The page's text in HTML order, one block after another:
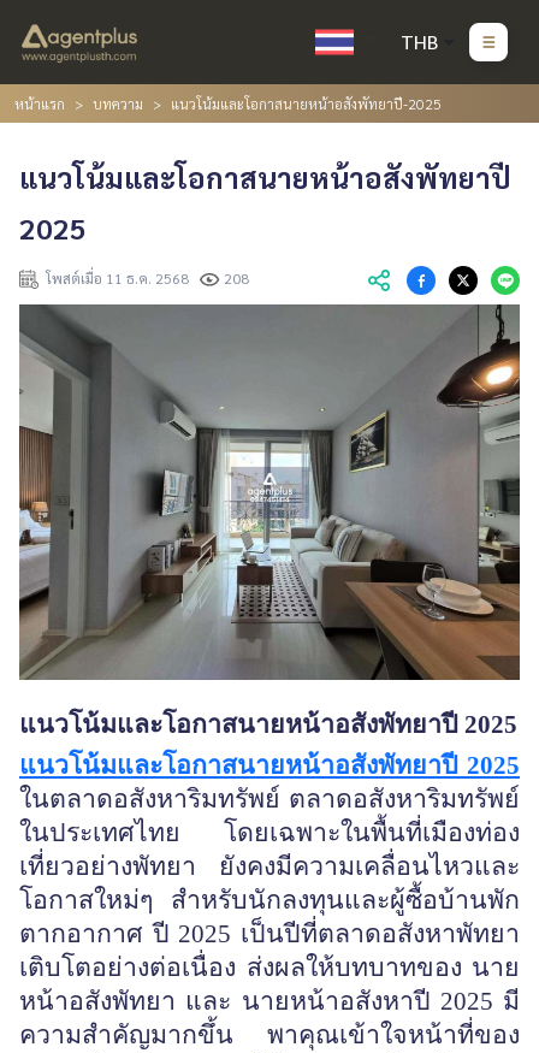
THB
หน้าแรก บทความ แนวโน้มและโอกาสนายหน้าอสังพัทยาปี-2025
แนวโน้มและโอกาสนายหน้าอสังพัทยาปี
2025
โพสต์เมื่อ 11 ธ.ค. 2568 208
แนวโน้มและโอกาสนายหน้าอสังพัทยาปี 2025
แนวโน้มและโอกาสนายหน้าอสังพัทยาปี 2025
ในตลาดอสังหาริมทรัพย์ ตลาดอสังหาริมทรัพย์
ในประเทศไทย โดยเฉพาะในพื้นที่เมืองท่อง
เที่ยวอย่างพัทยา ยังคงมีความเคลื่อนไหวและ
โอกาสใหม่ๆ สำหรับนักลงทุนและผู้ซื้อบ้านพัก
ตากอากาศ ปี 2025 เป็นปีที่ตลาดอสังหาพัทยา
เติบโตอย่างต่อเนื่อง ส่งผลให้บทบาทของ นาย
หน้าอสังพัทยา และ นายหน้าอสังหาปี 2025 มี
ความสำคัญมากขึ้น พาคุณเข้าใจหน้าที่ของ